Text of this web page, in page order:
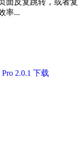
面反复跳转，或者复
率...